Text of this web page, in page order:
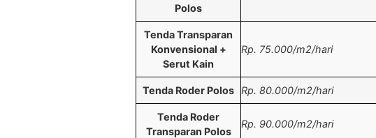
Polos
Tenda Transparan
Konvensional +
Serut Kain
Rp. 75.000/m2/hari
Tenda Roder Polos Rp. 80.000/m2/hari
Tenda Roder
Transparan Polos
Rp. 90.000/m2/hari